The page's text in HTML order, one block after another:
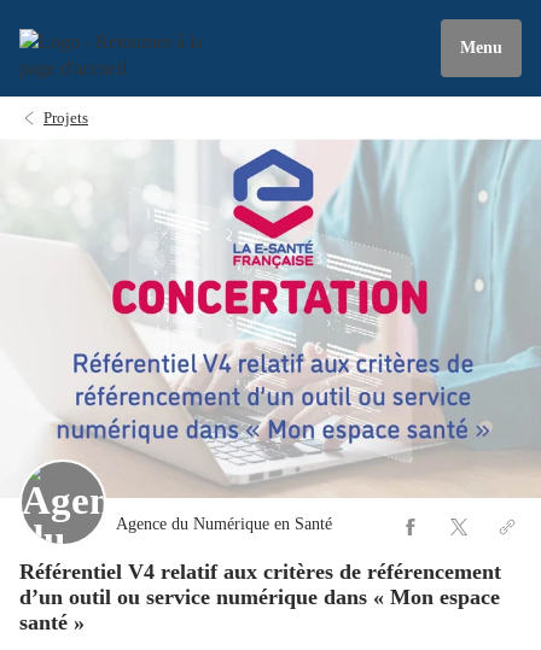
Menu
Projets
Agence du Numérique en Santé
Référentiel V4 relatif aux critères de référencement
d’un outil ou service numérique dans « Mon espace
santé »